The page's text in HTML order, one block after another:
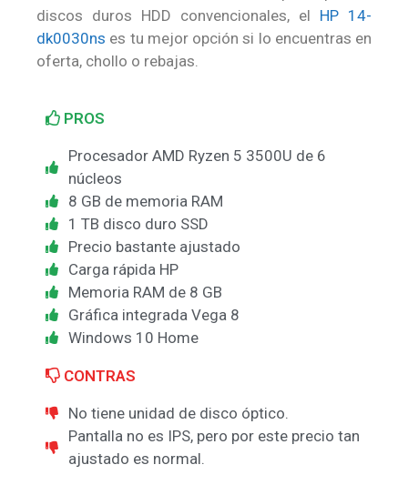
discos duros HDD convencionales, el HP 14-
dk0030ns es tu mejor opción si lo encuentras en
oferta, chollo o rebajas.
PROS
Procesador AMD Ryzen 5 3500U de 6
núcleos
8 GB de memoria RAM
1 TB disco duro SSD
Precio bastante ajustado
Carga rápida HP
Memoria RAM de 8 GB
Gráfica integrada Vega 8
Windows 10 Home
CONTRAS
No tiene unidad de disco óptico.
Pantalla no es IPS, pero por este precio tan
ajustado es normal.